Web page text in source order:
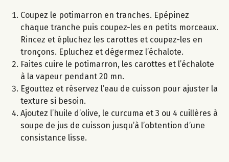
Coupez le potimarron en tranches. Epépinez
chaque tranche puis coupez-les en petits morceaux.
Rincez et épluchez les carottes et coupez-les en
tronçons. Epluchez et dégermez l’échalote.
Faites cuire le potimarron, les carottes et l’échalote
à la vapeur pendant 20 mn.
Egouttez et réservez l’eau de cuisson pour ajuster la
texture si besoin.
Ajoutez l’huile d’olive, le curcuma et 3 ou 4 cuillères à
soupe de jus de cuisson jusqu’à l’obtention d’une
consistance lisse.